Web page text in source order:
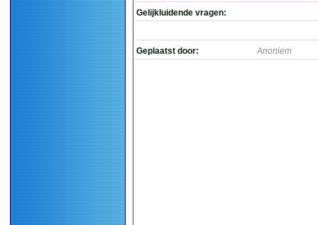
Gelijkluidende vragen:
Geplaatst door: Anoniem